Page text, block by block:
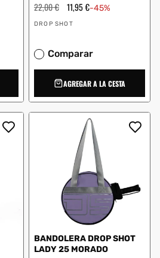
Precio
habitual
22,00 € Precio
de
oferta
11,95 €-45%
Proveedor:
DROP SHOT
Comparar
AGREGAR A LA CESTA
BANDOLERA DROP SHOT
LADY 25 MORADO